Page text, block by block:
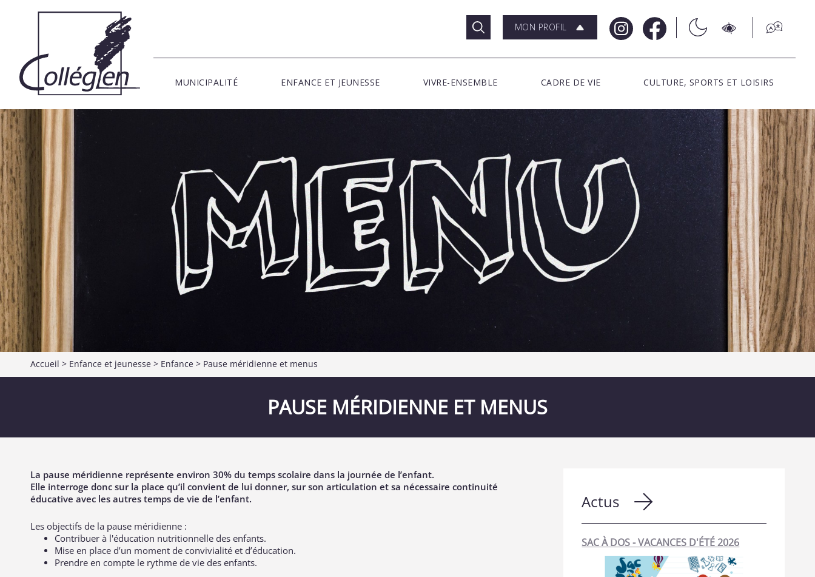
MON PROFIL
MUNICIPALITÉ ENFANCE ET JEUNESSE VIVRE-ENSEMBLE CADRE DE VIE CULTURE, SPORTS ET LOISIRS
Accueil > Enfance et jeunesse > Enfance > Pause méridienne et menus
PAUSE MÉRIDIENNE ET MENUS
La pause méridienne représente environ 30% du temps scolaire dans la journée de l’enfant.
Elle interroge donc sur la place qu’il convient de lui donner, sur son articulation et sa nécessaire continuité
éducative avec les autres temps de vie de l’enfant.
Les objectifs de la pause méridienne :
Contribuer à l'éducation nutritionnelle des enfants.
Mise en place d’un moment de convivialité et d’éducation.
Prendre en compte le rythme de vie des enfants.
Actus
SAC À DOS - VACANCES D'ÉTÉ 2026